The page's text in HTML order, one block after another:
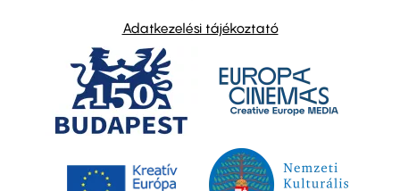
Adatkezelési tájékoztató